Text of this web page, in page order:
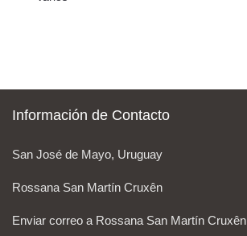
Información de Contacto
San José de Mayo, Uruguay
Rossana San Martín Cruxên
Enviar correo a Rossana San Martín Cruxên